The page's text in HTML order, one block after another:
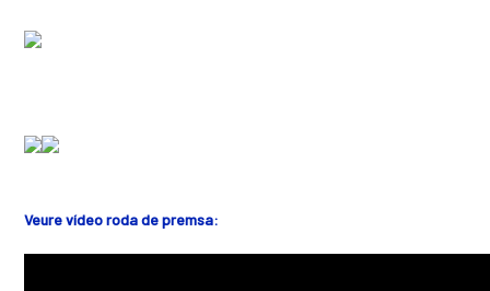
Veure vídeo roda de premsa: